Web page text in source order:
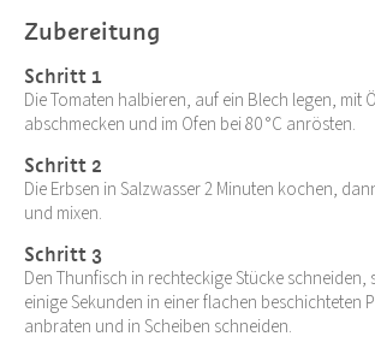
Zubereitung
Schritt 1
Die Tomaten halbieren, auf ein Blech legen, mit
abschmecken und im Ofen bei 80 °C anrösten.
Schritt 2
Die Erbsen in Salzwasser 2 Minuten kochen,
und mixen.
Schritt 3
Den Thunfisch in rechteckige Stücke
einige Sekunden in einer flachen beschichteten
anbraten und in Scheiben schneiden.